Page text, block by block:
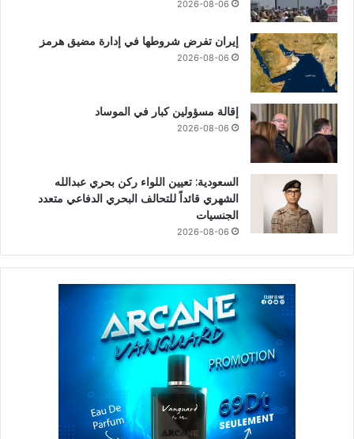
2026-08-06
إيران تفرض شروطها في إدارة مضيق هرمز
2026-08-06
إقالة مسؤولين كبار في الموساد
2026-08-06
السعودية: تعيين اللواء ركن بحري عبدالله
الشهري قائداً للتحالف البحري الدفاعي متعدد
الجنسيات
2026-08-06